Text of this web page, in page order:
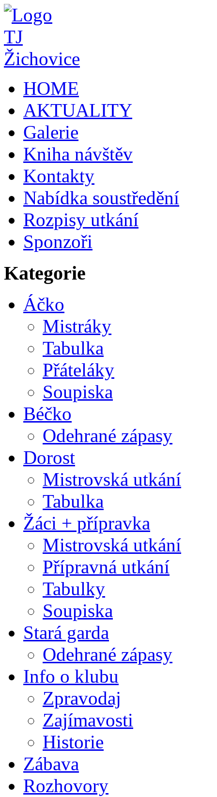
HOME
AKTUALITY
Galerie
Kniha návštěv
Kontakty
Nabídka soustředění
Rozpisy utkání
Sponzoři
Kategorie
Áčko
Mistráky
Tabulka
Přáteláky
Soupiska
Béčko
Odehrané zápasy
Dorost
Mistrovská utkání
Tabulka
Žáci + přípravka
Mistrovská utkání
Přípravná utkání
Tabulky
Soupiska
Stará garda
Odehrané zápasy
Info o klubu
Zpravodaj
Zajímavosti
Historie
Zábava
Rozhovory